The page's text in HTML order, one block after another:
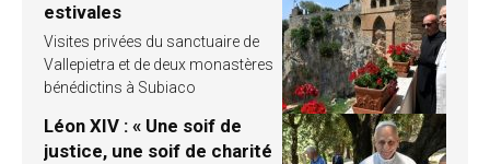
estivales
Visites privées du sanctuaire de
Vallepietra et de deux monastères
bénédictins à Subiaco
Léon XIV : « Une soif de
justice, une soif de charité